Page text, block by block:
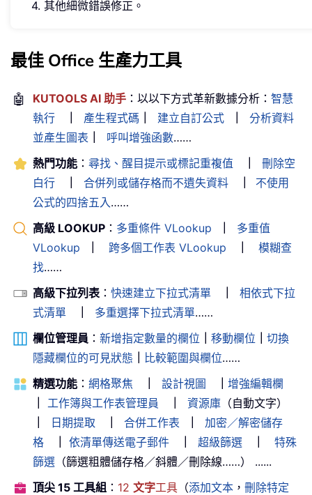
4. 其他細微錯誤修正。
最佳 Office 生產力工具
🤖 KUTOOLS AI 助手 ：以以下方式革新數據分析： 智慧
執行
產生程式碼 建立自訂公式
分析資料
並產生圖表
呼叫增強函數……
熱門功能 ： 尋找、醒目提示或標記重複值
刪除空
白行
合併列或儲存格而不遺失資料
不使用
公式的四捨五入 ……
高級 LOOKUP ： 多重條件 VLookup
多重值
VLookup
跨多個工作表 VLookup
模糊查
找……
高級下拉列表 ： 快速建立下拉式清單
相依式下拉
式清單
多重選擇下拉式清單……
欄位管理員 ： 新增指定數量的欄位 移動欄位
切換
隱藏欄位的可見狀態
比較範圍與欄位……
精選功能 ： 網格聚焦 設計視圖
增強編輯欄
工作簿與工作表管理員 資源庫 （自動文字）
日期提取 合併工作表
加密／解密儲存
格
依清單傳送電子郵件 超級篩選
特殊
篩選 （篩選粗體儲存格／斜體／刪除線……） ......
頂尖 15 工具組 ： 12 文字工具 （添加文本 ， 刪除特定